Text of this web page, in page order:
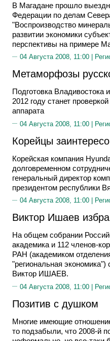
В Магадане прошло
Федерации по делам
"Воспроизводство
развитии экономики
перспективы на примере
04 Августа 2008, 11:00 |
Метаморфозы
Подготовка Владивостока
2012 году станет
аппарата
04 Августа 2008, 11:00 |
Корейцы
Корейская компания
долговременном
генеральный директор
президентом
04 Августа 2008, 11:00 |
Виктор Ишаев
На общем собрании
академика и 112 членов-
РАН (академиком
"региональная экономика")
Виктор ИШАЕВ.
04 Августа 2008, 11:00 |
Позитив с душком
Многие имеющие
то подзабыли, что 2008-й